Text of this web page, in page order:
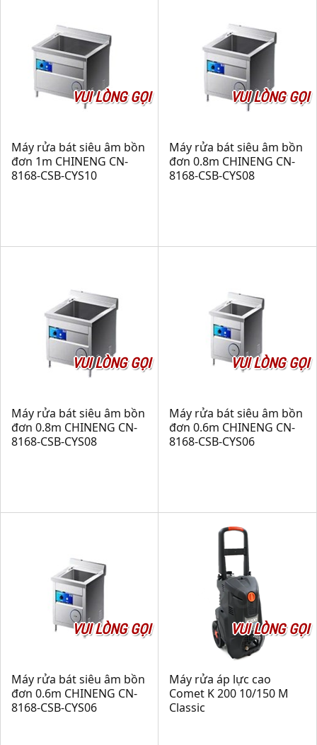
VUI LÒNG GỌI
Máy rửa bát siêu âm bồn
đơn 1m CHINENG CN-
8168-CSB-CYS10
VUI LÒNG GỌI
Máy rửa bát siêu âm bồn
đơn 0.8m CHINENG CN-
8168-CSB-CYS08
VUI LÒNG GỌI
Máy rửa bát siêu âm bồn
đơn 0.8m CHINENG CN-
8168-CSB-CYS08
VUI LÒNG GỌI
Máy rửa bát siêu âm bồn
đơn 0.6m CHINENG CN-
8168-CSB-CYS06
VUI LÒNG GỌI
Máy rửa bát siêu âm bồn
đơn 0.6m CHINENG CN-
8168-CSB-CYS06
VUI LÒNG GỌI
Máy rửa áp lực cao
Comet K 200 10/150 M
Classic